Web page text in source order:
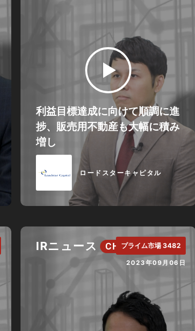
ロードスターキャピタル
利益目標達成に向けて順調に進
捗、販売用不動産も大幅に積み
増し
IRニュース CH.プライム市場 3482
2023年09月06日